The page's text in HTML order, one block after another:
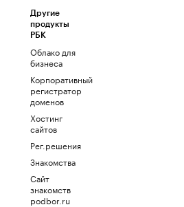
Другие
продукты
РБК
Облако для
бизнеса
Корпоративный
регистратор
доменов
Хостинг
сайтов
Рег.решения
Знакомства
Сайт
знакомств
podbor.ru